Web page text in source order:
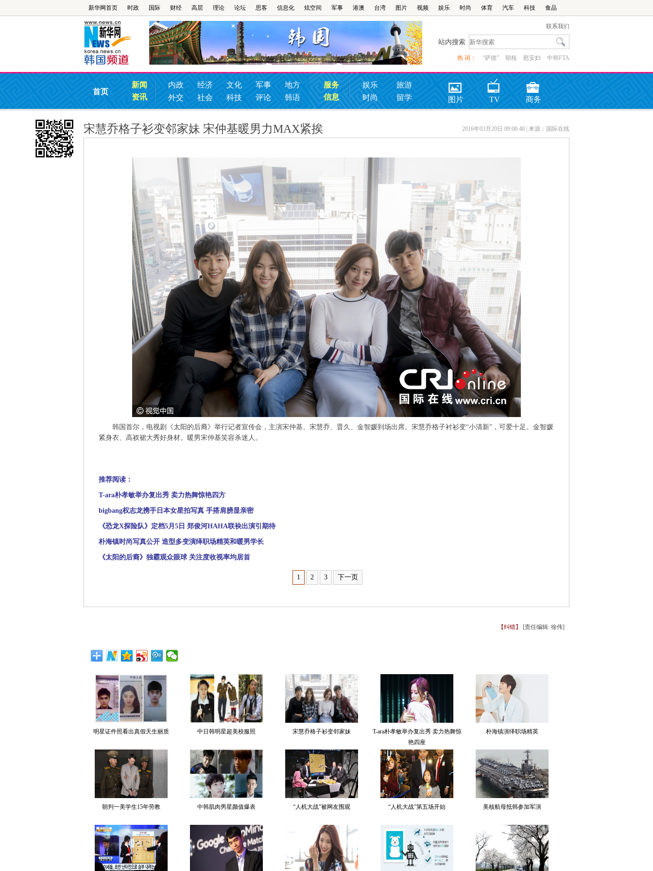
新华网首页 时政 国际 财经 高层 理论 论坛 思客 信息化 炫空间 军事 港澳 台湾 图片 视频 娱乐 时尚 体育 汽车 科技 食品
联系我们
站内搜索
热 词： “萨德” 朝核 慰安妇 中韩FTA
首页
新闻
资讯
内政 经济 文化 军事
地方
外交
社会 科技 评论 韩语
服务
信息
娱乐
旅游
时尚
留学 图片 TV 商务
宋慧乔格子衫变邻家妹 宋仲基暖男力MAX紧挨 2016年03月20日 09:00:48 | 来源：国际在线
韩国首尔，电视剧《太阳的后裔》举行记者宣传会，主演宋仲基、宋慧乔、晋久、金智媛到场出席。宋慧乔格子衬衫变“小清新”，可爱十足。金智媛
紧身衣、高衩裙大秀好身材。暖男宋仲基笑容杀迷人。
推荐阅读：
T-ara朴孝敏举办复出秀 卖力热舞惊艳四方
bigbang权志龙携手日本女星拍写真 手搭肩膀显亲密
《恐龙X探险队》定档5月5日 郑俊河HAHA联袂出演引期待
朴海镇时尚写真公开 造型多变演绎职场精英和暖男学长
《太阳的后裔》独霸观众眼球 关注度收视率均居首
1 2 3 下一页
【纠错】 [责任编辑: 徐伟]
明星证件照看出真假天生丽质 中日韩明星超美校服照 宋慧乔格子衫变邻家妹
T-ara朴孝敏举办复出秀 卖力热舞惊
艳四座
朴海镇演绎职场精英
朝判一美学生15年劳教 中韩肌肉男星颜值爆表 “人机大战”被网友围观 “人机大战”第五场开始 美核航母抵韩参加军演